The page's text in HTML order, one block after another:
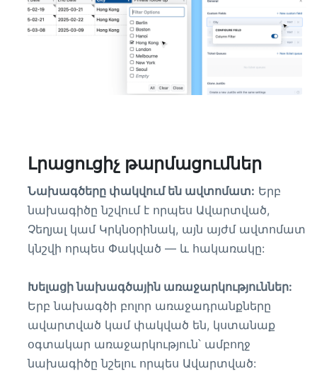
Լրացուցիչ թարմացումներ
Նախագծերը փակվում են ավտոմատ: Երբ
նախագիծը նշվում է որպես Ավարտված,
Չեղյալ կամ Կրկնօրինակ, այն այժմ ավտոմատ
կնշվի որպես Փակված — և հակառակը:
Խելացի նախագծային առաջարկություններ:
Երբ նախագծի բոլոր առաջադրանքները
ավարտված կամ փակված են, կստանաք
օգտակար առաջարկություն՝ ամբողջ
նախագիծը նշելու որպես Ավարտված: